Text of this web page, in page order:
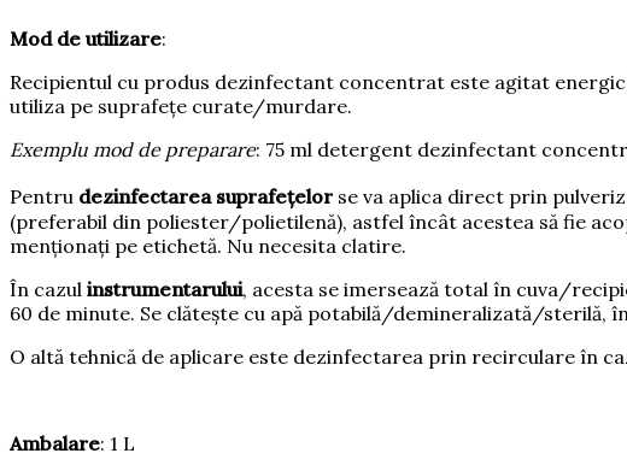
Mod de utilizare:
Recipientul cu produs dezinfectant concentrat este agitat
utiliza pe suprafețe curate/murdare.
Exemplu mod de preparare: 75 ml detergent dezinfectant
Pentru dezinfectarea suprafețelorse va aplica direct prin
(preferabil din poliester/polietilenă), astfel încât acestea să fie
menționați pe etichetă. Nu necesita clatire.
În cazul instrumentarului, acesta se imersează total în cuva/
60 de minute. Se clătește cu apă potabilă/demineralizată/sterilă,
O altă tehnică de aplicare este dezinfectarea prin recirculare în
Ambalare: 1 L